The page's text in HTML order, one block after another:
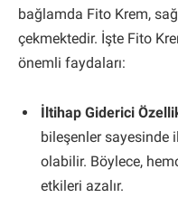
bağlamda Fito Krem,
çekmektedir. İşte Fito
önemli faydaları:
İltihap Giderici
bileşenler sayesinde
olabilir. Böylece,
etkileri azalır.